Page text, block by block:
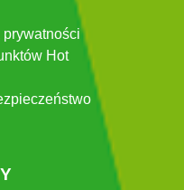
prywatności
Hot